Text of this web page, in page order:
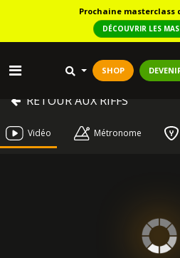
Prochaine masterclass
DÉCOUVRIR LES
SHOP
RETOUR AUX RIFFS
Vidéo Métronome